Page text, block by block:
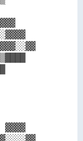
▓▓▓▓
██
▓▓▓▓